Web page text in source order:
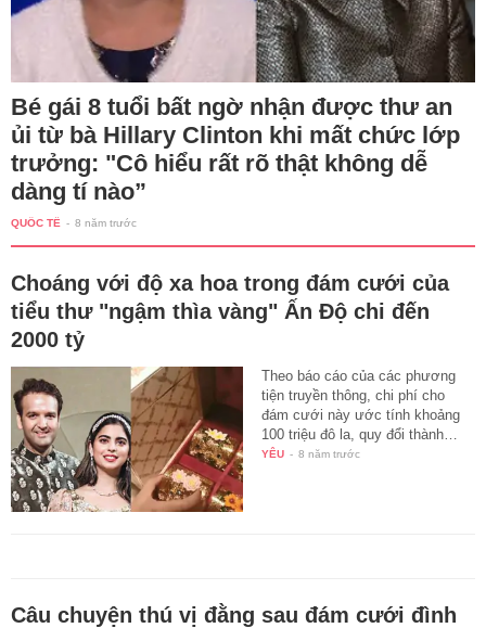
Bé gái 8 tuổi bất ngờ nhận được thư an
ủi từ bà Hillary Clinton khi mất chức lớp
trưởng: "Cô hiểu rất rõ thật không dễ
dàng tí nào”
QUỐC TẾ - 8 năm trước
Choáng với độ xa hoa trong đám cưới của
tiểu thư "ngậm thìa vàng" Ấn Độ chi đến
2000 tỷ
Theo báo cáo của các phương
tiện truyền thông, chi phí cho
đám cưới này ước tính khoảng
100 triệu đô la, quy đổi thành…
YÊU - 8 năm trước
Câu chuyện thú vị đằng sau đám cưới đình